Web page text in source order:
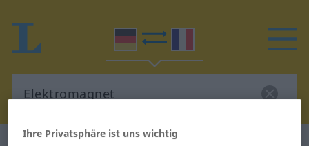
Ihre Privatsphäre ist uns wichtig